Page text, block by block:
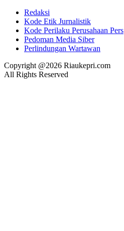
Redaksi
Kode Etik Jurnalistik
Kode Perilaku Perusahaan Pers
Pedoman Media Siber
Perlindungan Wartawan
Copyright @2026 Riaukepri.com
All Rights Reserved